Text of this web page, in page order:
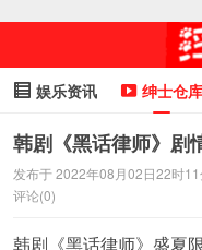
娱乐资讯 绅士仓库
浮力GIF 明星头条 浮
cosplay
韩剧《黑话律师》剧
发布于 2022年08月02日22时11
评论(0)
韩剧《黑话律师》盛夏